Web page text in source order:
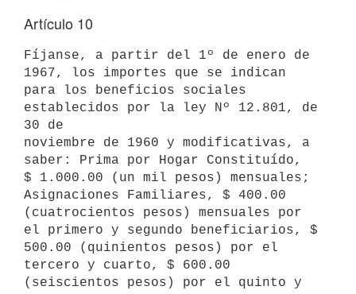
Artículo 10
Fíjanse, a partir del 1º de enero de
1967, los importes que se indican
para los beneficios sociales
establecidos por la ley Nº 12.801, de
30 de
noviembre de 1960 y modificativas, a
saber: Prima por Hogar Constituído,
$ 1.000.00 (un mil pesos) mensuales;
Asignaciones Familiares, $ 400.00
(cuatrocientos pesos) mensuales por
el primero y segundo beneficiarios, $
500.00 (quinientos pesos) por el
tercero y cuarto, $ 600.00
(seiscientos pesos) por el quinto y